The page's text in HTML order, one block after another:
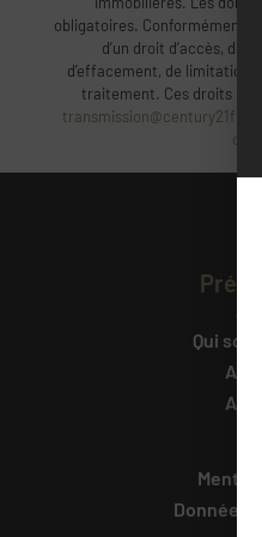
obligatoires. Conformément
d’un droit d’accès, de
d’effacement, de limitation
traitement. Ces droits
Qui
Données